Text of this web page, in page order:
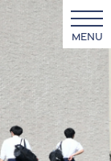
MENU